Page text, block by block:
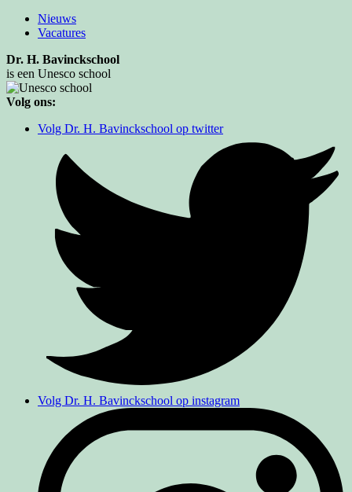
Nieuws
Vacatures
Dr. H. Bavinckschool
is een Unesco school
Volg ons:
Volg Dr. H. Bavinckschool op twitter
Volg Dr. H. Bavinckschool op instagram